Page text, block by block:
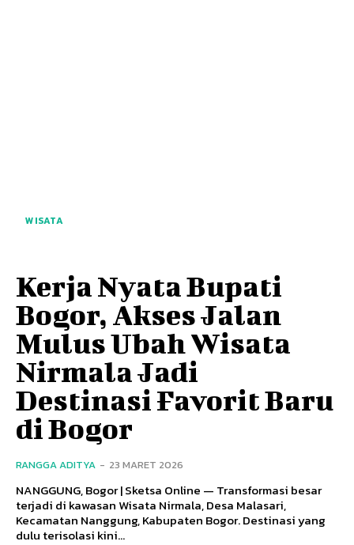
WISATA
Kerja Nyata Bupati
Bogor, Akses Jalan
Mulus Ubah Wisata
Nirmala Jadi
Destinasi Favorit Baru
di Bogor
RANGGA ADITYA - 23 MARET 2026
NANGGUNG, Bogor | Sketsa Online — Transformasi besar
terjadi di kawasan Wisata Nirmala, Desa Malasari,
Kecamatan Nanggung, Kabupaten Bogor. Destinasi yang
dulu terisolasi kini...